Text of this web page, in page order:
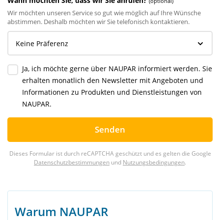
Wir möchten unseren Service so gut wie möglich auf Ihre Wünsche
abstimmen. Deshalb möchten wir Sie telefonisch kontaktieren.
Ja, ich möchte gerne über NAUPAR informiert werden. Sie
erhalten monatlich den Newsletter mit Angeboten und
Informationen zu Produkten und Dienstleistungen von
NAUPAR.
Senden
Dieses Formular ist durch reCAPTCHA geschützt und es gelten die Google
Datenschutzbestimmungen und Nutzungsbedingungen.
Warum NAUPAR